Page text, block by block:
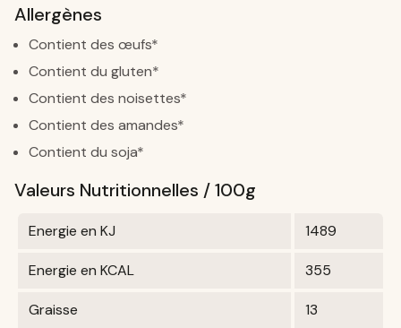
Allergènes
Contient des œufs*
Contient du gluten*
Contient des noisettes*
Contient des amandes*
Contient du soja*
Valeurs Nutritionnelles / 100g
Energie en KJ 1489
Energie en KCAL 355
Graisse 13